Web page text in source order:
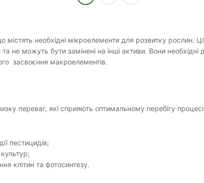
необхідні мікроелементи для розвитку рослин.
не можуть бути замінені на інші активи. Вони необхідні
засвоєння макроелементів.
переваг, які сприяють оптимальному перебігу
пестицидів;
клітин та фотосинтезу.